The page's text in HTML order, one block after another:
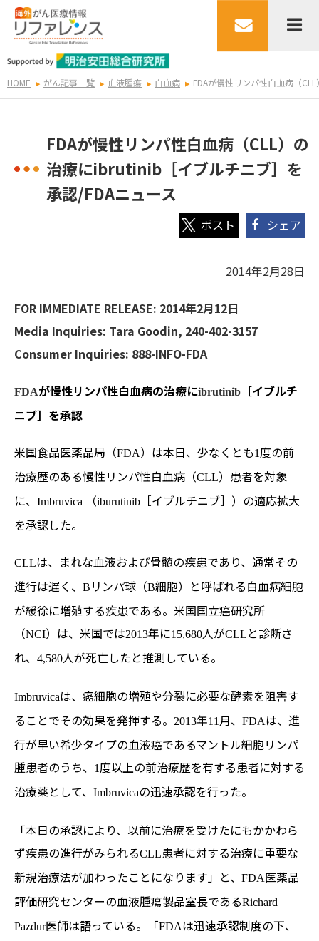
HOME がん記事一覧 血液腫瘍 白血病 FDAが慢性リンパ性白血病（
FDAが慢性リンパ性白血病（CLL）の
治療にibrutinib［イブルチニブ］を
承認/FDAニュース
シェア
2014年2月28日
FOR IMMEDIATE RELEASE: 2014年2月12日
Media Inquiries: Tara Goodin, 240-402-3157
Consumer Inquiries: 888-INFO-FDA
FDAが慢性リンパ性白血病の治療にibrutinib
［イブルチ
ニブ］を承認
米国食品医薬品局（FDA）は本日、少なくとも1度の前
治療歴のある慢性リンパ性白血病（CLL）患者を対象
に、 Imbruvica （iburutinib
［イブルチニブ］）の適応拡大
を承認した。
CLLは、まれな血液および骨髄の疾患であり、通常その
進行は遅く、 B リンパ球（B細胞）と呼ばれる白血病細胞
が緩徐に増殖する疾患である。米国国立癌研究所
（NCI）は、米国では2013年に15,680人がCLL と診断さ
れ、 4,580人が死亡したと推測している。
Imbruvicaは、癌細胞の増殖や分裂に必要な酵素を阻害す
ることでその効果を発揮する。
2013年11 月、 FDAは、進
行が早い希少タイプの血液癌であるマントル細胞リンパ
腫患者のうち、
1度以上の前治療歴を有する患者に対する
治療薬として、 Imbruvicaの迅速承認を行った。
「本日の承認により、以前に治療を受けたにもかかわら
ず疾患の進行がみられるCLL患者に対する治療に重要な
新規治療法が加わったことになります」と、 FDA医薬品
評価研究センターの血液腫瘍製品室長であるRichard
Pazdur医師は語っている。「FDAは迅速承認制度の下、